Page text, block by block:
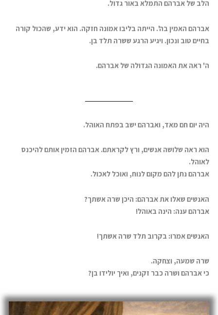
הלב של אברהם התמלא באור גדול.
אברהם האמין בה'. הייתה בליבו אמונה חזקה. הוא ידע, שהכול קורה
בחיים טוב ונכון. ויגיע הרגע ששרה תלד בן.
ה' ראה את האמונה הגדולה של אברהם.
היה יום חם מאד, ואברהם ישב בפתח האוהל.
הוא ראה שלושה אנשים, ורץ לקראתם. אברהם הזמין אותם להיכנס
לאוהל.
אברהם נתן להם מקום לנוח, ואוכל לאכול.
האנשים שאלו את אברהם: היכן שרה אשתך?
אברהם ענה: הינה באוהל!
האנשים אמרו: בקרוב תלד שרה אשתך!
שרה שמעה, וצחקה.
כי אברהם ושרה כבר זקנים, ואיך יולידו בן?